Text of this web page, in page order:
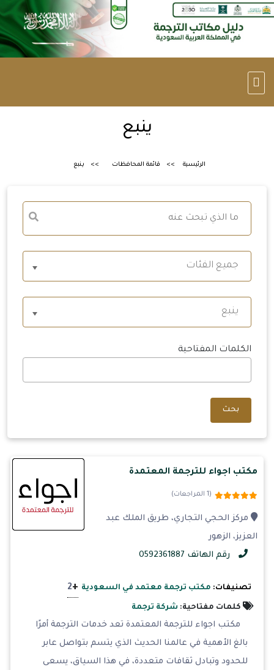
ينبع
الرئيسية قائمة المحافظات ينبع
جميع الفئات
ينبع
الكلمات المفتاحية
بحث
مكتب اجواء للترجمة المعتمدة
(1 المراجعات)
مركز الحجي التجاري، طريق الملك عبد
العزيز، الزهور
رقم الهاتف 0592361887
تصنيفات: مكتب ترجمة معتمد في السعودية +
2
كلمات مفتاحية: شركة ترجمة
مكتب اجواء للترجمة المعتمدة تعد خدمات الترجمة أمرًا
بالغ الأهمية في عالمنا الحديث الذي يتسم بتواصل عابر
للحدود وتبادل ثقافات متعددة، في هذا السياق، يسعى